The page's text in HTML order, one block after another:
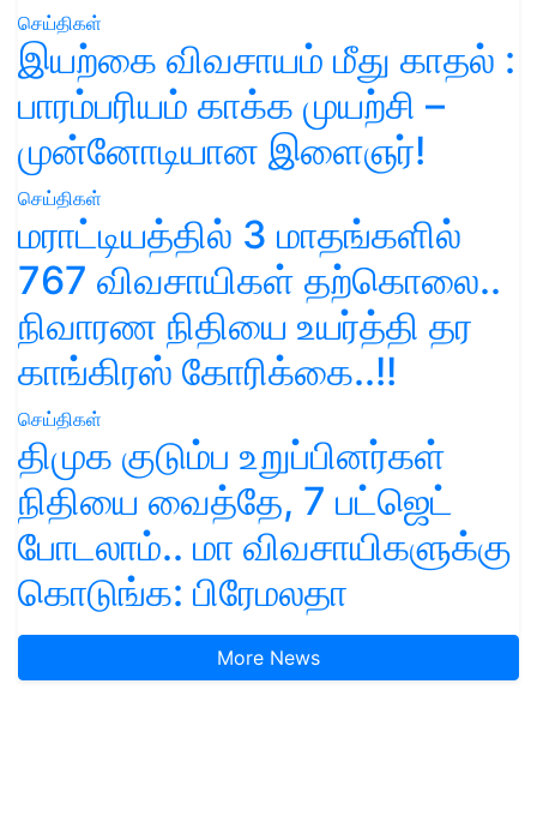
செய்திகள்
இயற்கை விவசாயம் மீது காதல் :
பாரம்பரியம் காக்க முயற்சி –
முன்னோடியான இளைஞர்!
செய்திகள்
மராட்டியத்தில் 3 மாதங்களில்
767 விவசாயிகள் தற்கொலை..
நிவாரண நிதியை உயர்த்தி தர
காங்கிரஸ் கோரிக்கை..!!
செய்திகள்
திமுக குடும்ப உறுப்பினர்கள்
நிதியை வைத்தே, 7 பட்ஜெட்
போடலாம்.. மா விவசாயிகளுக்கு
கொடுங்க: பிரேமலதா
More News